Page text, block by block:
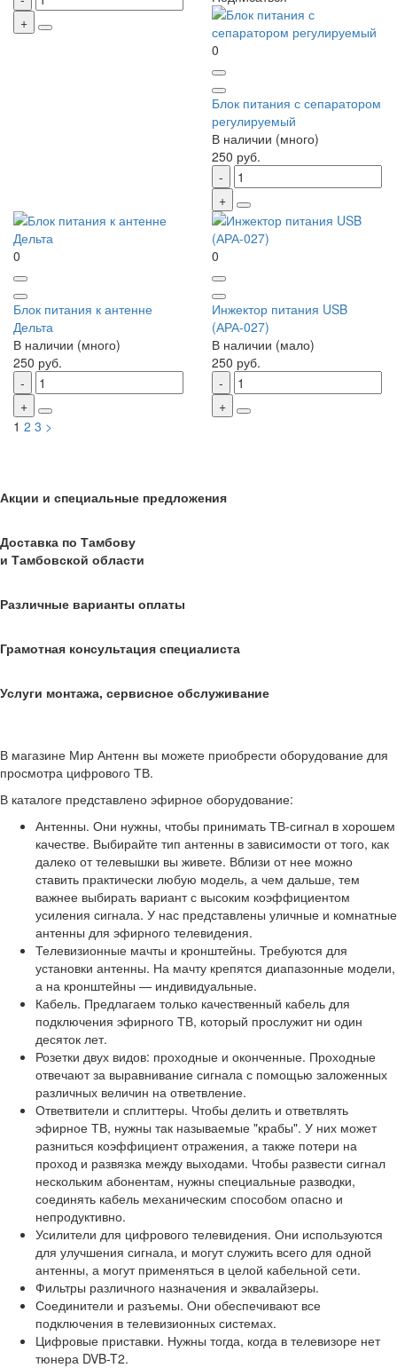
0
Блок питания с сепаратором
регулируемый
В наличии (много)
250 руб.
0
Блок питания к антенне
Дельта
В наличии (много)
250 руб.
0
Инжектор питания USB
(АРА-027)
В наличии (мало)
250 руб.
1 2 3 >
Акции и специальные предложения
Доставка по Тамбову
и Тамбовской области
Различные варианты оплаты
Грамотная консультация специалиста
Услуги монтажа, сервисное обслуживание
В магазине Мир Антенн вы можете приобрести оборудование для
просмотра цифрового ТВ.
В каталоге представлено эфирное оборудование:
Антенны. Они нужны, чтобы принимать ТВ-сигнал в хорошем
качестве. Выбирайте тип антенны в зависимости от того, как
далеко от телевышки вы живете. Вблизи от нее можно
ставить практически любую модель, а чем дальше, тем
важнее выбирать вариант с высоким коэффициентом
усиления сигнала. У нас представлены уличные и комнатные
антенны для эфирного телевидения.
Телевизионные мачты и кронштейны. Требуются для
установки антенны. На мачту крепятся диапазонные модели,
а на кронштейны — индивидуальные.
Кабель. Предлагаем только качественный кабель для
подключения эфирного ТВ, который прослужит ни один
десяток лет.
Розетки двух видов: проходные и оконченные. Проходные
отвечают за выравнивание сигнала с помощью заложенных
различных величин на ответвление.
Ответвители и сплиттеры. Чтобы делить и ответвлять
эфирное ТВ, нужны так называемые "крабы". У них может
разниться коэффициент отражения, а также потери на
проход и развязка между выходами. Чтобы развести сигнал
нескольким абонентам, нужны специальные разводки,
соединять кабель механическим способом опасно и
непродуктивно.
Усилители для цифрового телевидения. Они используются
для улучшения сигнала, и могут служить всего для одной
антенны, а могут применяться в целой кабельной сети.
Фильтры различного назначения и эквалайзеры.
Соединители и разъемы. Они обеспечивают все
подключения в телевизионных системах.
Цифровые приставки. Нужны тогда, когда в телевизоре нет
тюнера DVB-T2.